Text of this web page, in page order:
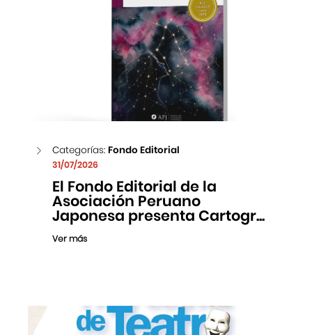
Categorías: Fondo Editorial
31/07/2026
El Fondo Editorial de la
Asociación Peruano
Japonesa presenta Cartogr...
Ver más